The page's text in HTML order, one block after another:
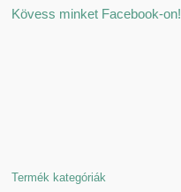
Kövess minket Facebook-on!
Termék kategóriák